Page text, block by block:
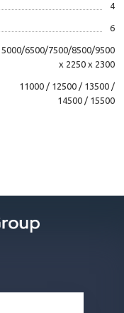
4
6
5000/6500/7500/8500/9500
х 2250 х 2300
11000 / 12500 / 13500 /
14500 / 15500